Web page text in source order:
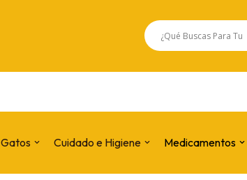
Gatos Cuidado e Higiene Medicamentos